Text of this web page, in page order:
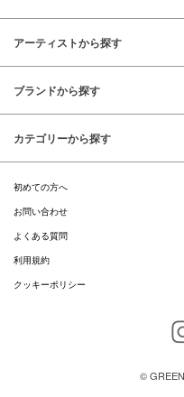
アーティストから探す
ブランドから探す
カテゴリーから探す
初めての方へ
お問い合わせ
よくある質問
利用規約
クッキーポリシー
©